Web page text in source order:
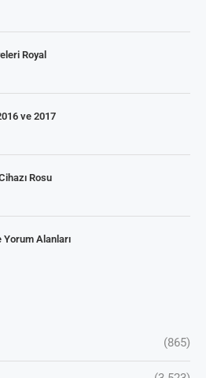
Royal
ve 2017
Rosu
Yorum Alanları
(865)